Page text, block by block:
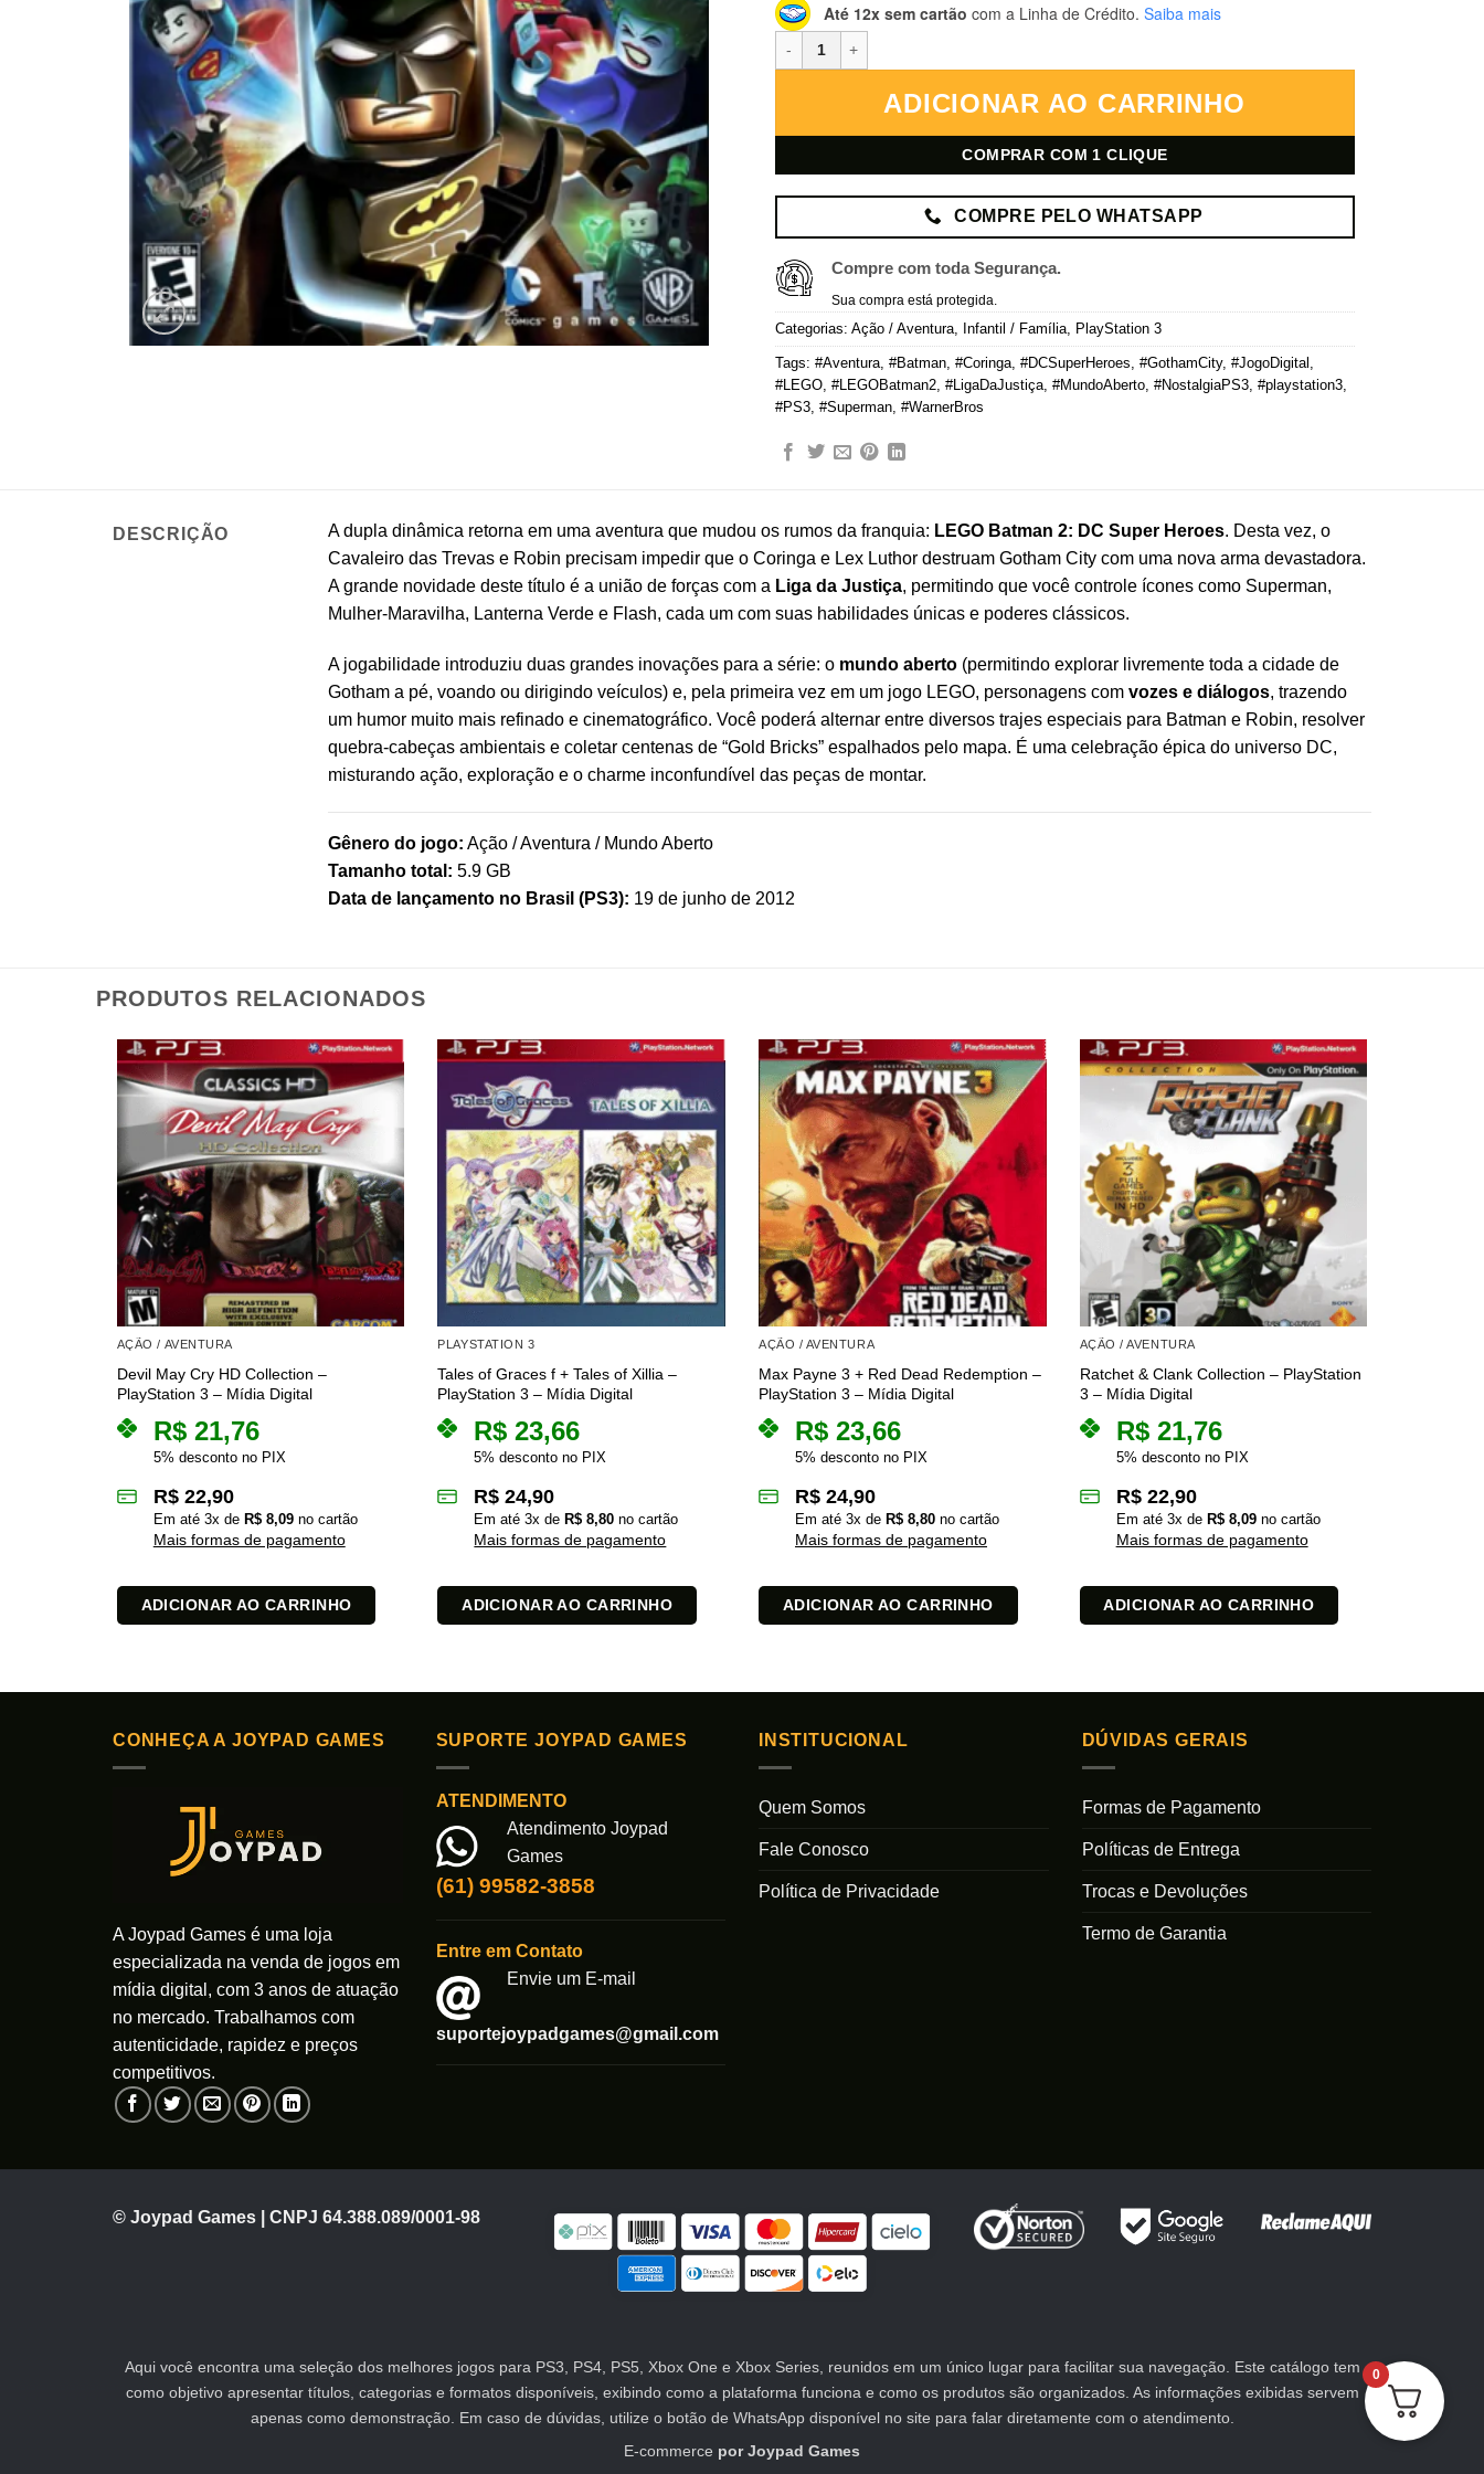
Até 12x sem cartão com a Linha de Crédito. Saiba mais
LEGO Batman 2: DC Super Heroes – PlayStation 3 – Mídia Digital quantidade
ADICIONAR AO CARRINHO
COMPRAR COM 1 CLIQUE
COMPRE PELO WHATSAPP
Compre com toda Segurança.
Sua compra está protegida.
Categorias: Ação / Aventura Infantil / Família PlayStation 3
Tags: #Aventura #Batman #Coringa #DCSuperHeroes #GothamCity, #JogoDigital
#LEGO #LEGOBatman2 #LigaDaJustiça #MundoAberto #NostalgiaPS3 #playstation3
#PS3 #Superman #WarnerBros
DESCRIÇÃO A dupla dinâmica retorna em uma aventura que mudou os rumos da franquia: LEGO Batman 2: DC Super Heroes. Desta vez, o
Cavaleiro das Trevas e Robin precisam impedir que o Coringa e Lex Luthor destruam Gotham City com uma nova arma devastadora.
A grande novidade deste título é a união de forças com a Liga da Justiça, permitindo que você controle ícones como Superman,
Mulher-Maravilha, Lanterna Verde e Flash, cada um com suas habilidades únicas e poderes clássicos.
A jogabilidade introduziu duas grandes inovações para a série: o mundo aberto (permitindo explorar livremente toda a cidade de
Gotham a pé, voando ou dirigindo veículos) e, pela primeira vez em um jogo LEGO, personagens com vozes e diálogos, trazendo
um humor muito mais refinado e cinematográfico. Você poderá alternar entre diversos trajes especiais para Batman e Robin, resolver
quebra-cabeças ambientais e coletar centenas de “Gold Bricks” espalhados pelo mapa. É uma celebração épica do universo DC,
misturando ação, exploração e o charme inconfundível das peças de montar.
Gênero do jogo: Ação / Aventura / Mundo Aberto
Tamanho total: 5.9 GB
Data de lançamento no Brasil (PS3): 19 de junho de 2012
PRODUTOS RELACIONADOS
AÇÃO / AVENTURA
Devil May Cry HD Collection –
PlayStation 3 – Mídia Digital
R$21,76
5% desconto no PIX
R$22,90
Em até 3x de R$8,09no cartão
Mais formas de pagamento
ADICIONAR AO CARRINHO
PLAYSTATION 3
Tales of Graces f + Tales of Xillia –
PlayStation 3 – Mídia Digital
R$ 23,66
5% desconto no PIX
R$ 24,90
Em até3x de R$ 8,80 no cartão
Mais formas de pagamento
ADICIONAR AO CARRINHO
AÇÃO / AVENTURA
Max Payne 3 + Red Dead Redemption –
PlayStation 3 – Mídia Digital
R$ 23,66
5% desconto no PIX
R$ 24,90
Em até 3x de R$ 8,80 no cartão
Mais formas de pagamento
ADICIONAR AO CARRINHO
AÇÃO / AVENTURA
Ratchet & Clank Collection – PlayStation
3 – Mídia Digital
R$21,76
5% desconto no PIX
R$22,90
Em até 3x de R$8,09no cartão
Mais formas de pagamento
ADICIONAR AO CARRINHO
CONHEÇA A JOYPAD GAMES
A Joypad Games é uma loja
especializada na venda de jogos em
mídia digital, com 3 anos de atuação
no mercado. Trabalhamos com
autenticidade, rapidez e preços
competitivos.
SUPORTE JOYPAD GAMES
ATENDIMENTO
Atendimento Joypad
Games
(61) 99582-3858
Entre em Contato
Envie um E-mail
suportejoypadgames@gmail.com
INSTITUCIONAL
Quem Somos
Fale Conosco
Política de Privacidade
DÚVIDAS GERAIS
Formas de Pagamento
Políticas de Entrega
Trocas e Devoluções
Termo de Garantia
© Joypad Games | CNPJ 64.388.089/0001-98
Aqui você encontra uma seleção dos melhores jogos para PS3, PS4, PS5, Xbox One e Xbox Series, reunidos em um único lugar para facilitar sua navegação. Este catálogo tem
como objetivo apresentar títulos, categorias e formatos disponíveis, exibindo como a plataforma funciona e como os produtos são organizados. As informações exibidas servem
apenas como demonstração. Em caso de dúvidas, utilize o botão de WhatsApp disponível no site para falar diretamente com o atendimento.
E-commerce porJoypad Games
0